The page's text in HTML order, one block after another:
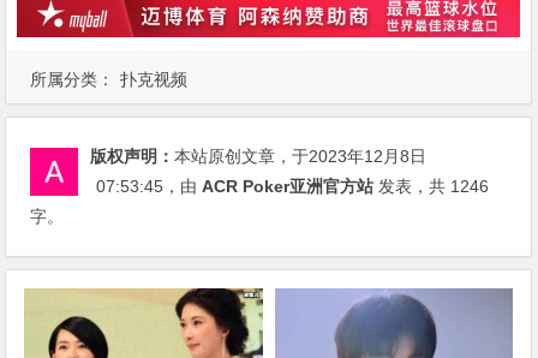
所属分类： 扑克视频
版权声明：本站原创文章，于2023年12月8日
07:53:45 ，由ACR Poker亚洲官方站 发表，共 1246
字。